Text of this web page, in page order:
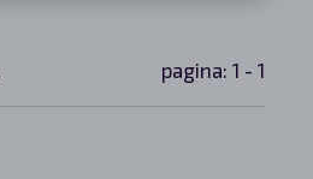
pagina: 1 - 1